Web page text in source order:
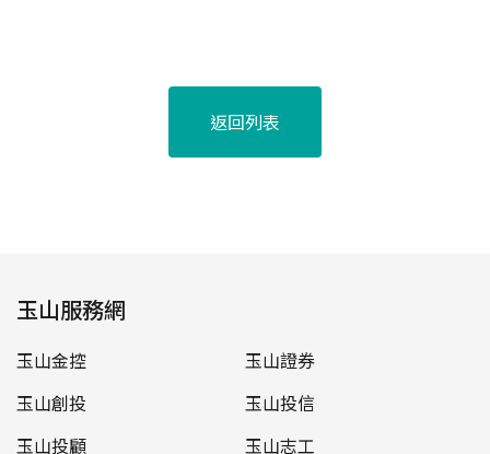
返回列表
玉山服務網
玉山金控
玉山證券
玉山創投
玉山投信
玉山投顧
玉山志工